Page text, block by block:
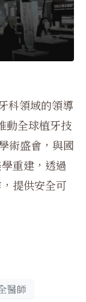
科領域的領導
動全球植牙技
術盛會，與國
重建，透過
提供安全可
醫師